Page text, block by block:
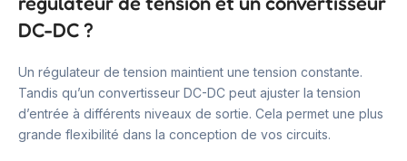
DC-DC ?
Un régulateur de tension maintient une tension constante.
Tandis qu’un convertisseur DC-DC peut ajuster la tension
d’entrée à différents niveaux de sortie. Cela permet une plus
grande flexibilité dans la conception de vos circuits.